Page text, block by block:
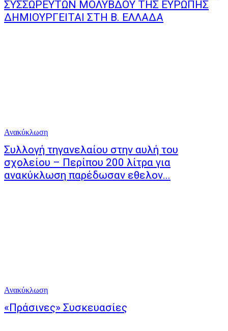
ΣΥΣΣΩΡΕΥΤΩΝ ΜΟΛΥΒΔΟΥ ΤΗΣ ΕΥΡΩΠΗΣ
ΔΗΜΙΟΥΡΓΕΙΤΑΙ ΣΤΗ Β. ΕΛΛΑΔΑ
Ανακύκλωση
Συλλογή τηγανελαίου στην αυλή του
σχολείου – Περίπου 200 λίτρα για
ανακύκλωση παρέδωσαν εθελον...
Ανακύκλωση
«Πράσινες» Συσκευασίες